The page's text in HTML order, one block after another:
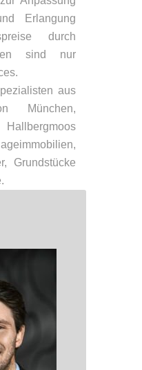
Erlangung
durch
sind nur
aus
München,
Grundstücke